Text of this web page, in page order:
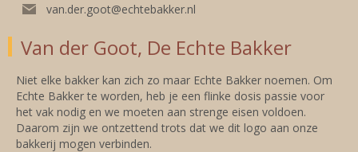
van.der.goot@echtebakker.nl
Van der Goot, De Echte Bakker
Niet elke bakker kan zich zo maar Echte Bakker noemen. Om
Echte Bakker te worden, heb je een flinke dosis passie voor
het vak nodig en we moeten aan strenge eisen voldoen.
Daarom zijn we ontzettend trots dat we dit logo aan onze
bakkerij mogen verbinden.